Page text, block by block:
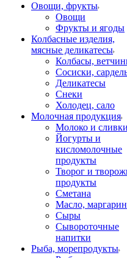
Овощи, фрукты
Овощи
Фрукты и ягоды
Колбасные изделия,
мясные деликатесы
Колбасы,
Сосиски,
Деликатесы
Снеки
Холодец, сало
Молочная продукция
Молоко и сливки
Йогурты и
кисломолочные
продукты
Творог и
продукты
Сметана
Масло, маргарин
Сыры
Сывороточные
напитки
Рыба, морепродукты